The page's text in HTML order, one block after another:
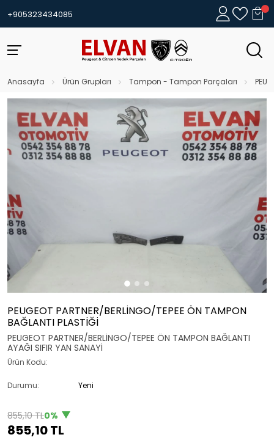
+905323434085
Anasayfa Ürün Grupları Tampon - Tampon Parçaları
PEUGEOT PARTNER/BERLİNGO/TEPEE ÖN TAMPON
BAĞLANTI PLASTİĞİ
PEUGEOT PARTNER/BERLİNGO/TEPEE ÖN TAMPON BAĞLANTI
AYAĞI SIFIR YAN SANAYİ
Ürün Kodu:
Durumu: Yeni
855,10 TL0%
855,10 TL